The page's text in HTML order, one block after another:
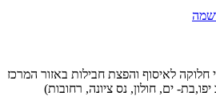
חלוקה לאיסוף והפצת חבילות באזור המרכז
ים, חולון, נס ציונה, רחובות)